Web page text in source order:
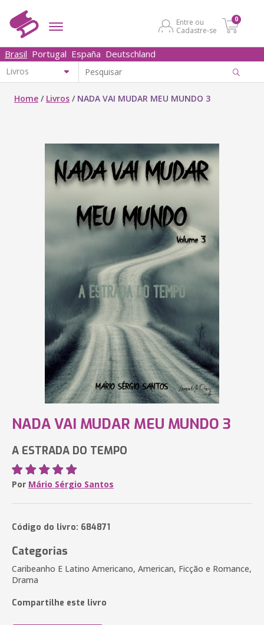
Entre ou
Cadastre-se
0
Brasil Portugal España Deutschland
Home / Livros / NADA VAI MUDAR MEU MUNDO 3
NADA VAI MUDAR MEU MUNDO 3
A ESTRADA DO TEMPO
Por Mário Sérgio Santos
Código do livro: 684871
Categorias
Caribeanho E Latino Americano, American, Ficção e Romance,
Drama
Compartilhe este livro